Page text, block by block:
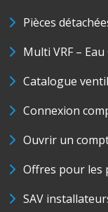
Pièces
Multi VRF – Eau
Catalogue
Connexion
Ouvrir un
Offres pour les
SAV